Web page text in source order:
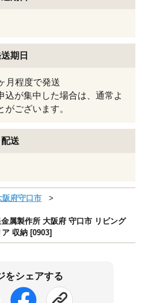
期日
月程度で発送
が集中した場合は、通常よ
ございます。
配送
阪府守口市
属製作所 大阪府 守口市 リビング
収納 [0903]
をシェアする